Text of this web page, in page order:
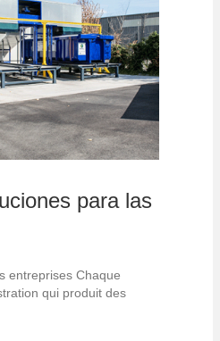
para las
entreprises Chaque
qui produit des